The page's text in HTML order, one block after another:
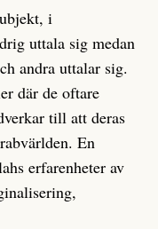
i
uttala sig medan
andra uttalar sig.
där de oftare
till att deras
En
erfarenheter av